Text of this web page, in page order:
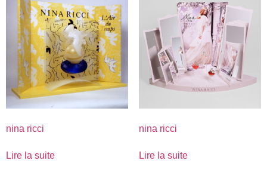
nina ricci
Lire la suite
nina ricci
Lire la suite